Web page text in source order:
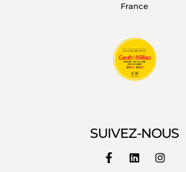
France
SUIVEZ-NOUS